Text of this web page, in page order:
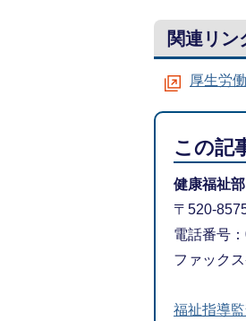
関連リン
厚生労
この記
健康福祉
〒520-
電話番号
ファック
福祉指導